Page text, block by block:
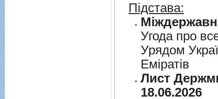
Підстава:
Угода про
Урядом
Емiратiв
Лист
18.06.2026